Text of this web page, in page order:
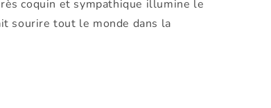
coquin et sympathique illumine le
sourire tout le monde dans la